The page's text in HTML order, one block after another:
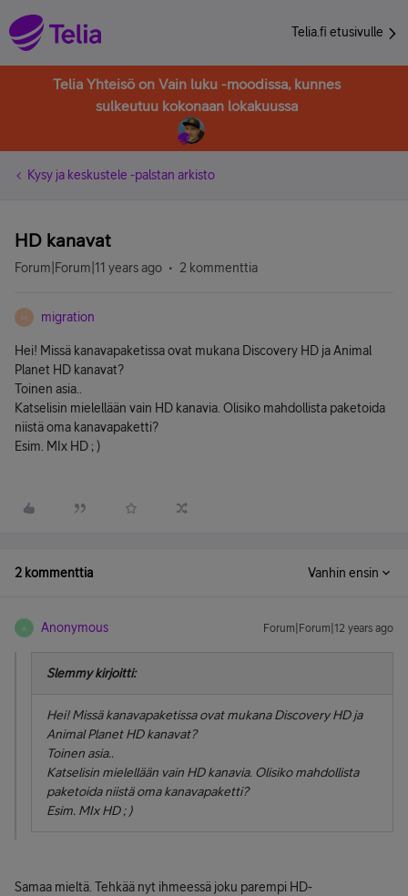
Telia.fi etusivulle
Telia Yhteisö on Vain luku -moodissa, kunnes
sulkeutuu kokonaan lokakuussa
Kysy ja keskustele -palstan arkisto
HD kanavat
Forum|Forum|11 years ago 2 kommenttia
M migration
Hei! Missä kanavapaketissa ovat mukana Discovery HD ja Animal
Planet HD kanavat?
Toinen asia..
Katselisin mielellään vain HD kanavia. Olisiko mahdollista paketoida
niistä oma kanavapaketti?
Esim. MIx HD ; )
2 kommenttia Vanhin ensin
A Anonymous Forum|Forum|12 years ago
Slemmy kirjoitti:
Hei! Missä kanavapaketissa ovat mukana Discovery HD ja
Animal Planet HD kanavat?
Toinen asia..
Katselisin mielellään vain HD kanavia. Olisiko mahdollista
paketoida niistä oma kanavapaketti?
Esim. MIx HD ; )
Samaa mieltä. Tehkää nyt ihmeessä joku parempi HD-